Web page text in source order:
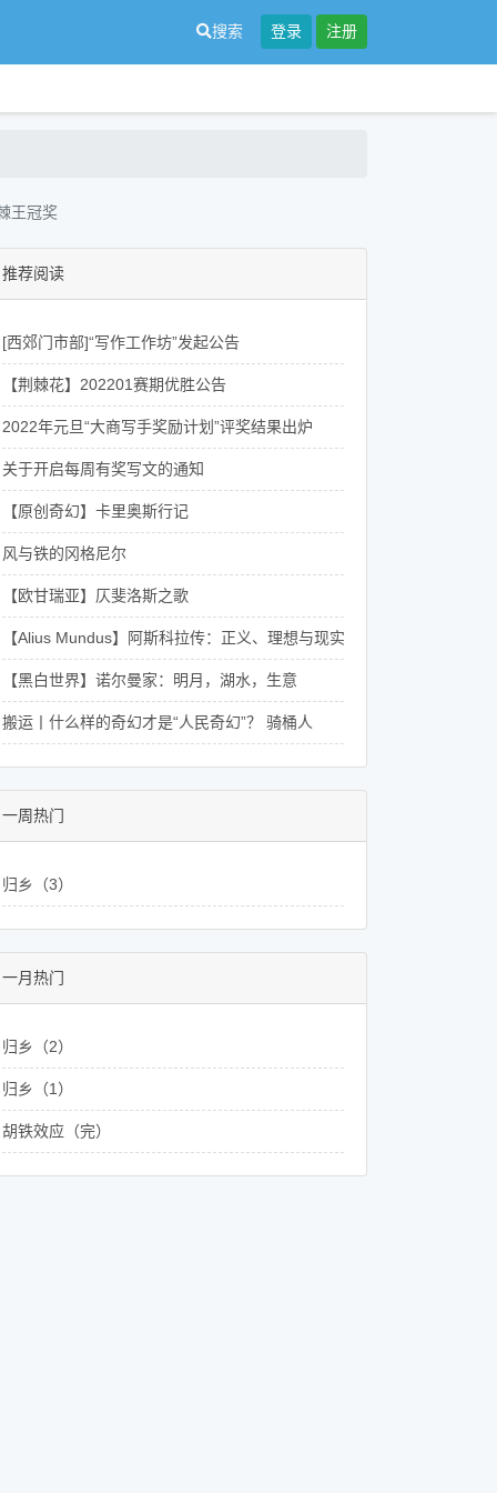
搜索 登录 注册
王冠奖
推荐阅读
[西郊门市部]“写作工作坊”发起公告
【荆棘花】202201赛期优胜公告
2022年元旦“大商写手奖励计划”评奖结果出炉
关于开启每周有奖写文的通知
【原创奇幻】卡里奥斯行记
风与铁的冈格尼尔
【欧甘瑞亚】仄斐洛斯之歌
【Alius Mundus】阿斯科拉传：正义、理想与现实交织的郁兰骑士史话
【黑白世界】诺尔曼家：明月，湖水，生意
搬运丨什么样的奇幻才是“人民奇幻”？ 骑桶人
一周热门
归乡（3）
一月热门
归乡（2）
归乡（1）
胡铁效应（完）